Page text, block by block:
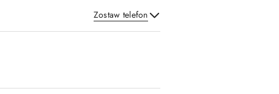
Zostaw telefon
Wyślij